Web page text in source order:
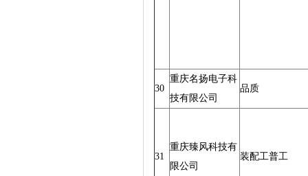
30
重庆名扬电子科
技有限公司
品质
31
重庆臻风科技有
限公司
装配工普工